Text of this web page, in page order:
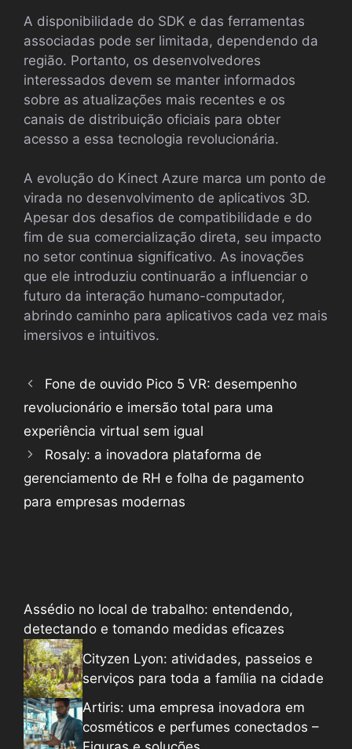
A disponibilidade do SDK e das ferramentas
associadas pode ser limitada, dependendo da
região. Portanto, os desenvolvedores
interessados devem se manter informados
sobre as atualizações mais recentes e os
canais de distribuição oficiais para obter
acesso a essa tecnologia revolucionária.
A evolução do Kinect Azure marca um ponto de
virada no desenvolvimento de aplicativos 3D.
Apesar dos desafios de compatibilidade e do
fim de sua comercialização direta, seu impacto
no setor continua significativo. As inovações
que ele introduziu continuarão a influenciar o
futuro da interação humano-computador,
abrindo caminho para aplicativos cada vez mais
imersivos e intuitivos.
Fone de ouvido Pico 5 VR: desempenho
revolucionário e imersão total para uma
experiência virtual sem igual
Rosaly: a inovadora plataforma de
gerenciamento de RH e folha de pagamento
para empresas modernas
Assédio no local de trabalho: entendendo,
detectando e tomando medidas eficazes
Cityzen Lyon: atividades, passeios e
serviços para toda a família na cidade
Artiris: uma empresa inovadora em
cosméticos e perfumes conectados –